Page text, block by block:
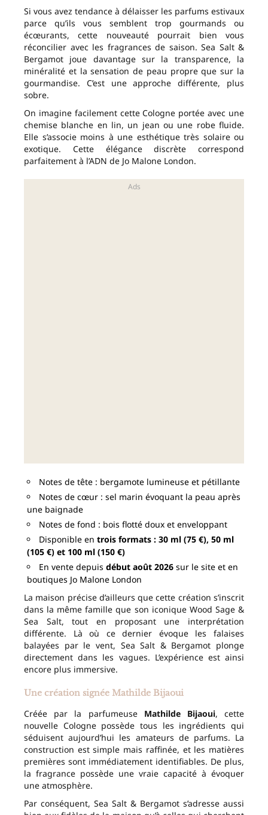
Si vous avez tendance à délaisser les parfums estivaux
parce qu’ils vous semblent trop gourmands ou
écœurants, cette nouveauté pourrait bien vous
réconcilier avec les fragrances de saison. Sea Salt &
Bergamot joue davantage sur la transparence, la
minéralité et la sensation de peau propre que sur la
gourmandise. C’est une approche différente, plus
sobre.
On imagine facilement cette Cologne portée avec une
chemise blanche en lin, un jean ou une robe fluide.
Elle s’associe moins à une esthétique très solaire ou
exotique. Cette élégance discrète correspond
parfaitement à l’ADN de Jo Malone London.
Notes de tête : bergamote lumineuse et pétillante
Notes de cœur : sel marin évoquant la peau après
une baignade
Notes de fond : bois flotté doux et enveloppant
Disponible en trois formats : 30 ml (75 €), 50 ml
(105 €) et 100 ml (150 €)
En vente depuis début août 2026 sur le site et en
boutiques Jo Malone London
La maison précise d’ailleurs que cette création s’inscrit
dans la même famille que son iconique Wood Sage &
Sea Salt, tout en proposant une interprétation
différente. Là où ce dernier évoque les falaises
balayées par le vent, Sea Salt & Bergamot plonge
directement dans les vagues. L’expérience est ainsi
encore plus immersive.
Une création signée Mathilde Bijaoui
Créée par la parfumeuse Mathilde Bijaoui, cette
nouvelle Cologne possède tous les ingrédients qui
séduisent aujourd’hui les amateurs de parfums. La
construction est simple mais raffinée, et les matières
premières sont immédiatement identifiables. De plus,
la fragrance possède une vraie capacité à évoquer
une atmosphère.
Par conséquent, Sea Salt & Bergamot s’adresse aussi